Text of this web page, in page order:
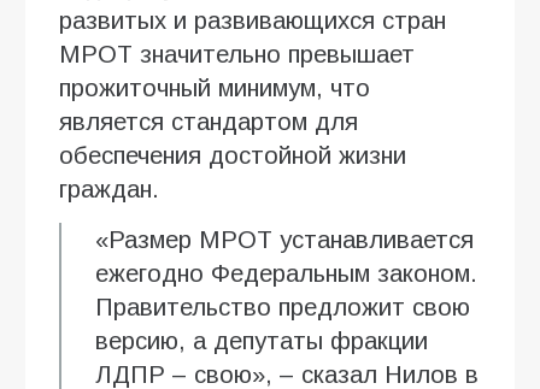
развитых и развивающихся стран
МРОТ значительно превышает
прожиточный минимум, что
является стандартом для
обеспечения достойной жизни
граждан.
«Размер МРОТ устанавливается
ежегодно Федеральным законом.
Правительство предложит свою
версию, а депутаты фракции
ЛДПР – свою», – сказал Нилов в